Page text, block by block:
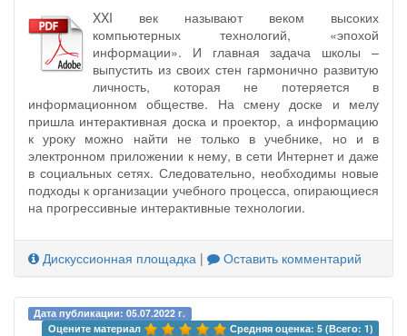
XXI век называют веком высоких
компьютерных технологий, «эпохой
информации». И главная задача школы –
выпустить из своих стен гармонично развитую
личность, которая не потеряется в
информационном обществе. На смену доске и мелу
пришла интерактивная доска и проектор, а информацию
к уроку можно найти не только в учебнике, но и в
электронном приложении к нему, в сети Интернет и даже
в социальных сетях. Следовательно, необходимы новые
подходы к организации учебного процесса, опирающиеся
на прогрессивные интерактивные технологии.
Дискуссионная площадка | Оставить комментарий
Дата публикации: 05.07.2022 г.
Оцените материал
Средняя оценка: 5 (Всего: 1)